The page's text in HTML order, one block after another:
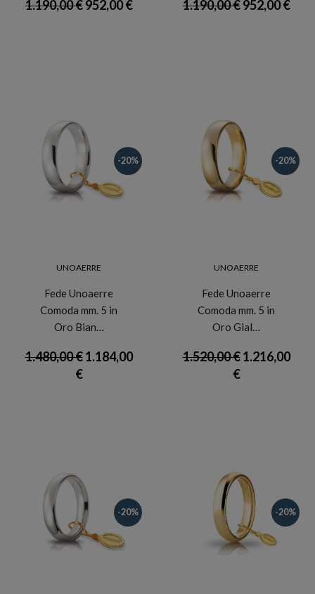
1.190,00 €952,00 € 1.190,00 €952,00 €
-20%
UNOAERRE
Fede Unoaerre
Comoda mm. 5 in
Oro Bian…
1.480,00 €1.184,00
€
-20%
UNOAERRE
Fede Unoaerre
Comoda mm. 5 in
Oro Gial…
1.520,00 €1.216,00
€
-20% -20%